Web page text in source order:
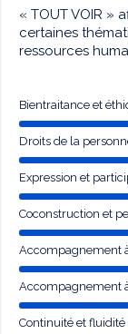
« TOUT VOIR »
certaines
ressources
Bientraitance et
Droits de la
Expression et
Coconstruction et
Accompagnement
Accompagnement
Continuité et